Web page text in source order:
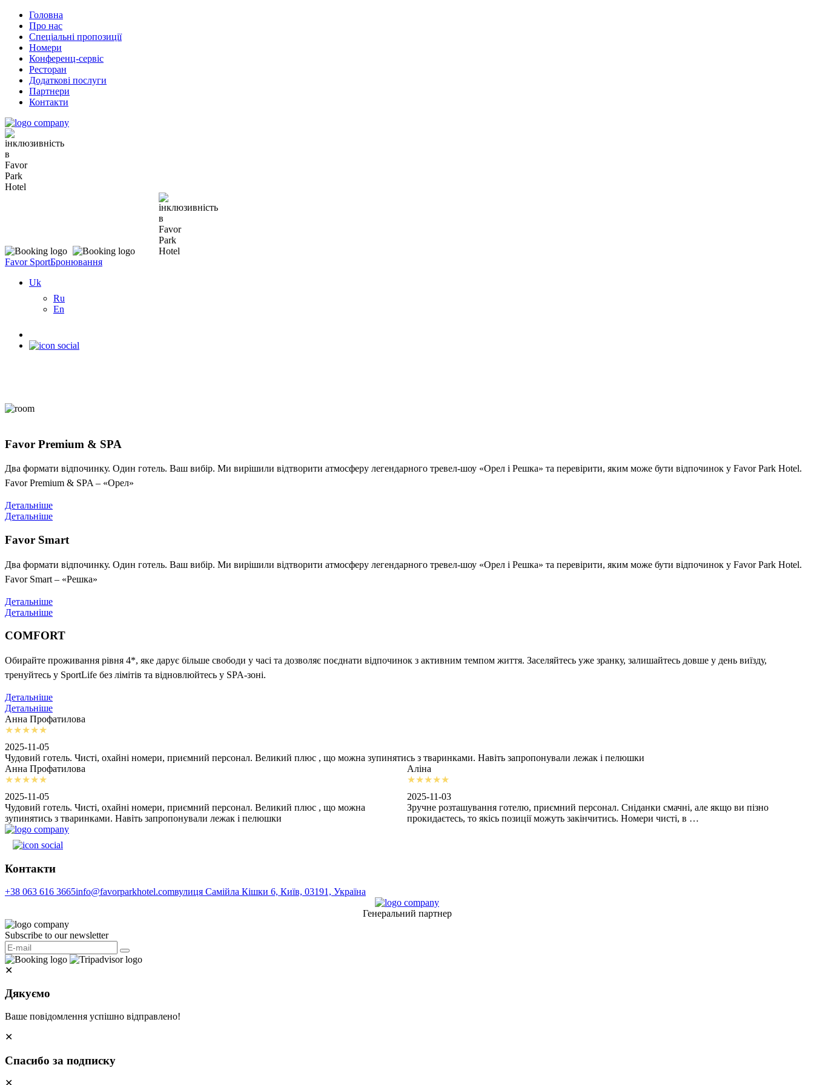
Головна
Про нас
Спеціальні пропозиції
Номери
Конференц-сервіс
Ресторан
Додаткові послуги
Партнери
Контакти
Favor SportБронювання
Uk
Ru
En
Favor Premium & SPA
Два формати відпочинку. Один готель. Ваш вибір. Ми вирішили відтворити атмосферу легендарного тревел-шоу «Орел і Решка» та перевірити, яким може бути відпочинок у Favor Park Hotel.
Favor Premium & SPA – «Орел»
Детальніше
Детальніше
Favor Smart
Два формати відпочинку. Один готель. Ваш вибір. Ми вирішили відтворити атмосферу легендарного тревел-шоу «Орел і Решка» та перевірити, яким може бути відпочинок у Favor Park Hotel.
Favor Smart – «Решка»
Детальніше
Детальніше
COMFORT
Обирайте проживання рівня 4*, яке дарує більше свободи у часі та дозволяє поєднати відпочинок з активним темпом життя. Заселяйтесь уже зранку, залишайтесь довше у день виїзду,
тренуйтесь у SportLife без лімітів та відновлюйтесь у SPA-зоні.
Детальніше
Детальніше
Анна Профатилова
2025-11-05
Чудовий готель. Чисті, охайні номери, приємний персонал. Великий плюс , що можна зупинятись з тваринками. Навіть запропонували лежак і пелюшки
Анна Профатилова
2025-11-05
Чудовий готель. Чисті, охайні номери, приємний персонал. Великий плюс , що можна
зупинятись з тваринками. Навіть запропонували лежак і пелюшки
Аліна
2025-11-03
Зручне розташування готелю, приємний персонал. Сніданки смачні, але якщо ви пізно
прокидаєтесь, то якісь позиції можуть закінчитись. Номери чисті, в …
Контакти
+38 063 616 3665info@favorparkhotel.comвулиця Самійла Кішки 6, Київ, 03191, Україна
Генеральний партнер
Subscribe to our newsletter
✕
Дякуємо
Ваше повідомлення успішно відправлено!
✕
Спасибо за подписку